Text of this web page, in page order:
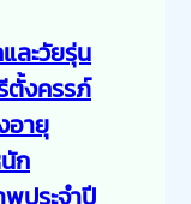
ละวัยรุ่น
ตั้งครรภ์
อายุ
ก
ประจำปี